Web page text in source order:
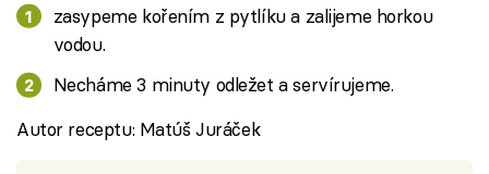
zasypeme kořením z pytlíku a zalijeme horkou
vodou.
Necháme 3 minuty odležet a servírujeme.
Autor receptu: Matúš Juráček